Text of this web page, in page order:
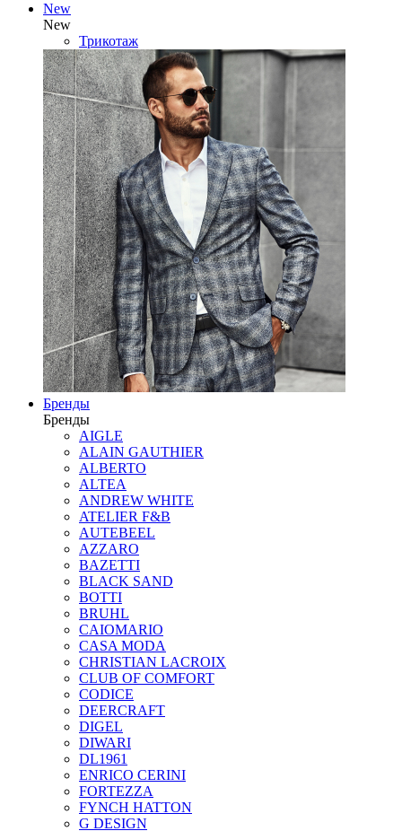
New
New
Трикотаж
Бренды
Бренды
AIGLE
ALAIN GAUTHIER
ALBERTO
ALTEA
ANDREW WHITE
ATELIER F&B
AUTEBEEL
AZZARO
BAZETTI
BLACK SAND
BOTTI
BRUHL
CAIOMARIO
CASA MODA
CHRISTIAN LACROIX
CLUB OF COMFORT
CODICE
DEERCRAFT
DIGEL
DIWARI
DL1961
ENRICO CERINI
FORTEZZA
FYNCH HATTON
G DESIGN